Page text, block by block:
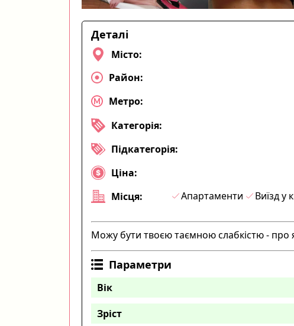
Деталі
Місто:
Район:
Метро:
Категорія:
Підкатегорія:
Ціна:
Місця:
Апартаменти Виїзд у
Можу бути твоєю таємною слабкістю - про
Параметри
Вік
Зріст